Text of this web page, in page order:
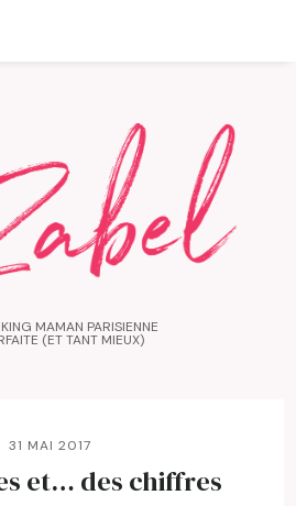
MAMAN PARISIENNE
(ET TANT MIEUX)
31 MAI 2017
et… des chiffres